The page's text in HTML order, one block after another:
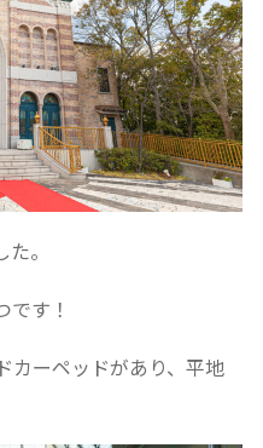
。
す！
カーペッドがあり、平地